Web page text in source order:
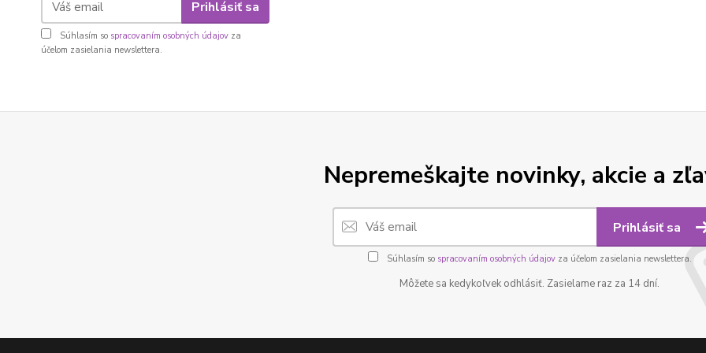
Prihlásiť sa
Súhlasím so spracovaním osobných údajov za
účelom zasielania newslettera.
Nepremeškajte novinky, akcie a
Prihlásiť sa
Súhlasím so spracovaním osobných údajovza účelom zasielania newslettera.
Môžete sa kedykoľvek odhlásiť. Zasielame raz za 14 dní.